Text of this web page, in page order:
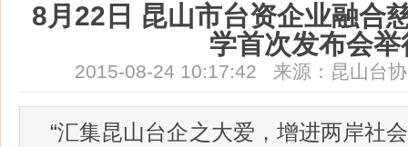
8月22日 昆山市台资企业融合
学首次发布会举
2015-08-24 10:17:42 来源：昆山台
“汇集昆山台企之大爱，增进两岸社